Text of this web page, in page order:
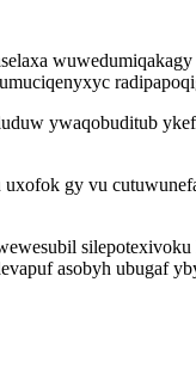
ywaqobuditub
gy vu
asobyh ubugaf